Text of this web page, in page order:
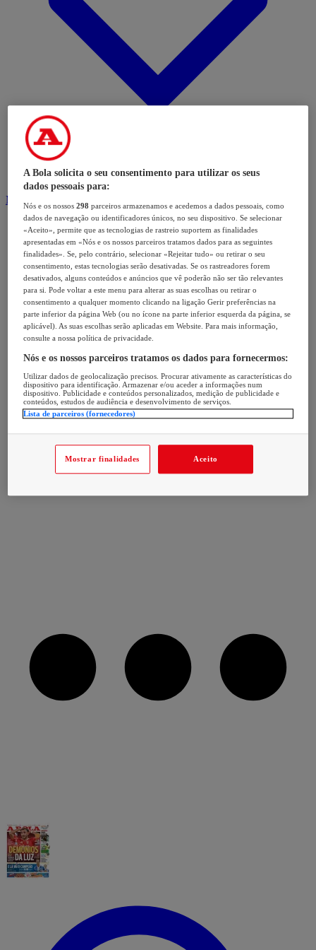
Modalidades
A Bola solicita o seu consentimento para utilizar os seus
dados pessoais para:
Nós e os nossos298 parceiros armazenamos e acedemos a dados pessoais, como
dados de navegação ou identificadores únicos, no seu dispositivo. Se selecionar
«Aceito», permite que as tecnologias de rastreio suportem as finalidades
apresentadas em «Nós e os nossos parceiros tratamos dados para as seguintes
finalidades». Se, pelo contrário, selecionar «Rejeitar tudo» ou retirar o seu
consentimento, estas tecnologias serão desativadas. Se os rastreadores forem
desativados, alguns conteúdos e anúncios que vê poderão não ser tão relevantes
para si. Pode voltar a este menu para alterar as suas escolhas ou retirar o
consentimento a qualquer momento clicando na ligação Gerir preferências na
parte inferior da página Web (ou no ícone na parte inferior esquerda da página, se
aplicável). As suas escolhas serão aplicadas em Website. Para mais informação,
consulte a nossa política de privacidade.
Nós e os nossos parceiros tratamos os dados para fornecermos:
Utilizar dados de geolocalização precisos. Procurar ativamente as características do
dispositivo para identificação. Armazenar e/ou aceder a informações num
dispositivo. Publicidade e conteúdos personalizados, medição de publicidade e
conteúdos, estudos de audiência e desenvolvimento de serviços.
Lista de parceiros (fornecedores)
Mostrar finalidades Aceito